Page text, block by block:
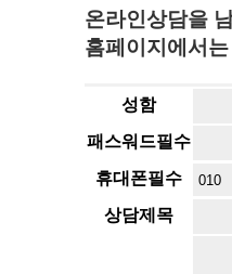
온라인상담을
홈페이지에서
성함
패스워드필수
휴대폰필수
상담제목